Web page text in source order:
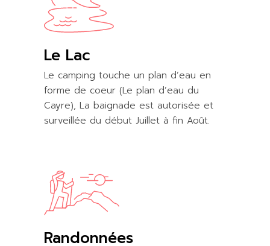
Le Lac
Le camping touche un plan d’eau en
forme de coeur (Le plan d’eau du
Cayre), La baignade est autorisée et
surveillée du début Juillet à fin Août.
Randonnées